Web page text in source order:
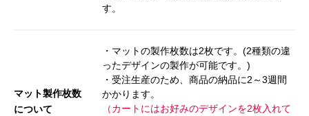
す。
マット製作枚数
について
・マットの製作枚数は2枚です。(2種類の違
ったデザインの製作が可能です。)
・受注生産のため、商品の納品に2～3週間
かかります。
（カートにはお好みのデザインを2枚入れて